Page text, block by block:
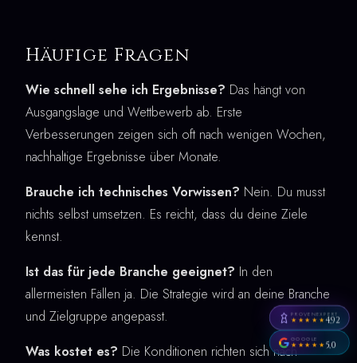
Häufige Fragen
Wie schnell sehe ich Ergebnisse? Das hängt von
Ausgangslage und Wettbewerb ab. Erste
Verbesserungen zeigen sich oft nach wenigen Wochen,
nachhaltige Ergebnisse über Monate.
Brauche ich technisches Vorwissen? Nein. Du musst
nichts selbst umsetzen. Es reicht, dass du deine Ziele
kennst.
Ist das für jede Branche geeignet? In den
allermeisten Fällen ja. Die Strategie wird an deine Branche
und Zielgruppe angepasst.
Was kostet es? Die Konditionen richten sich nach
PROVENEXPERT
★★★★★4,92
GOOGLE
★★★★★5,0